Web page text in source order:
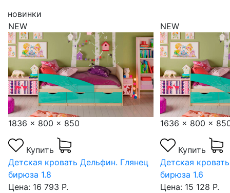
новинки
Глянец
1636 x 800 x 850
Детская кровать Дельфин. Глянец
Цена: 15 128 Р.